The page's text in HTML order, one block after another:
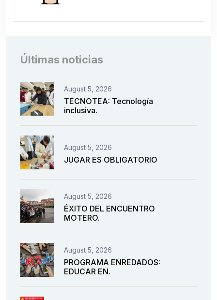
Últimas noticias
August 5, 2026
TECNOTEA: Tecnología
inclusiva.
August 5, 2026
JUGAR ES OBLIGATORIO
August 5, 2026
ÉXITO DEL ENCUENTRO
MOTERO.
August 5, 2026
PROGRAMA ENREDADOS:
EDUCAR EN.